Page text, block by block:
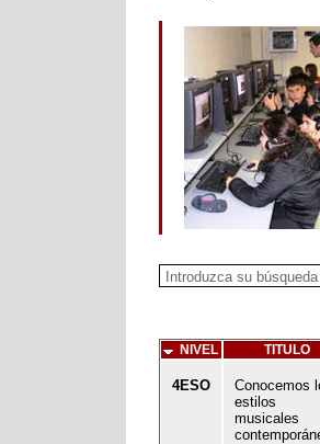
NIVEL TITULO
4ESO
Conocemos
estilos
musicales